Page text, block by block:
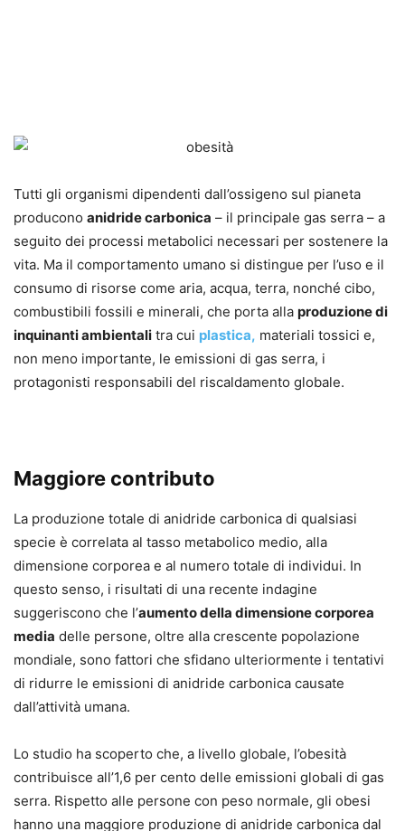
Tutti gli organismi dipendenti dall’ossigeno sul pianeta
producono anidride carbonica – il principale gas serra – a
seguito dei processi metabolici necessari per sostenere la
vita. Ma il comportamento umano si distingue per l’uso e il
consumo di risorse come aria, acqua, terra, nonché cibo,
combustibili fossili e minerali, che porta alla produzione di
inquinanti ambientali tra cui plastica, materiali tossici e,
non meno importante, le emissioni di gas serra, i
protagonisti responsabili del riscaldamento globale.
Maggiore contributo
La produzione totale di anidride carbonica di qualsiasi
specie è correlata al tasso metabolico medio, alla
dimensione corporea e al numero totale di individui. In
questo senso, i risultati di una recente indagine
suggeriscono che l’aumento della dimensione corporea
media delle persone, oltre alla crescente popolazione
mondiale, sono fattori che sfidano ulteriormente i tentativi
di ridurre le emissioni di anidride carbonica causate
dall’attività umana.
Lo studio ha scoperto che, a livello globale, l’obesità
contribuisce all’1,6 per cento delle emissioni globali di gas
serra. Rispetto alle persone con peso normale, gli obesi
hanno una maggiore produzione di anidride carbonica dal